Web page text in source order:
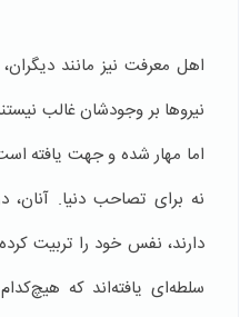
اهل معرفت نیز مانند
نیروها بر وجودشان غالب
اما مهار شده و جهت‌ یافته
نه برای تصاحب دنیا. آنان،
دارند، نفس خود را تربیت
سلطه‌ای یافته‌اند که